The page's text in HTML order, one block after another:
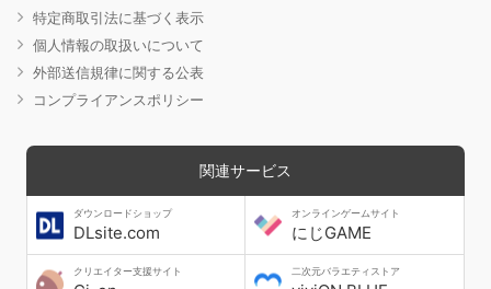
特定商取引法に基づく表示
個人情報の取扱いについて
外部送信規律に関する公表
コンプライアンスポリシー
関連サービス
ダウンロードショップ
DLsite.com
オンラインゲームサイト
にじGAME
クリエイター支援サイト 二次元バラエティストア